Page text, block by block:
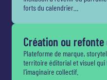
forts du calendrier…
Création ou refonte
Plateforme de marque,
territoire éditorial et visuel
l’imaginaire collectif.